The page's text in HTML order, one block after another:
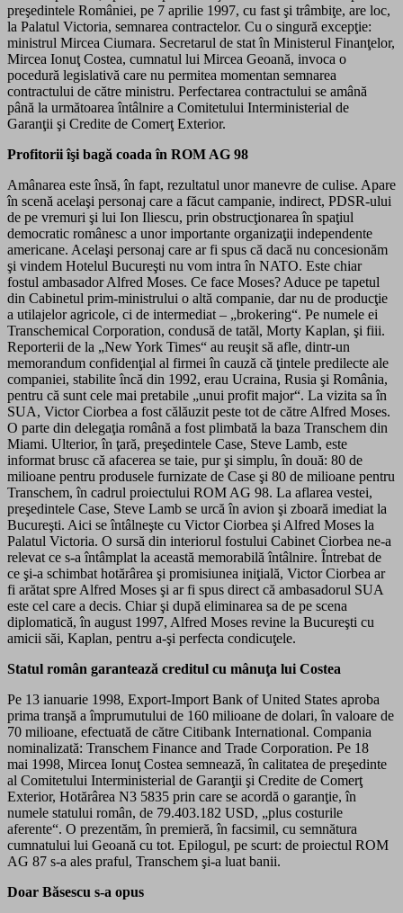
preşedintele României, pe 7 aprilie 1997, cu fast şi trâmbiţe, are loc,
la Palatul Victoria, semnarea contractelor. Cu o singură excepţie:
ministrul Mircea Ciumara. Secretarul de stat în Ministerul Finanţelor,
Mircea Ionuţ Costea, cumnatul lui Mircea Geoană, invoca o
pocedură legislativă care nu permitea momentan semnarea
contractului de către ministru. Perfectarea contractului se amână
până la următoarea întâlnire a Comitetului Interministerial de
Garanţii şi Credite de Comerţ Exterior.
Profitorii îşi bagă coada în ROM AG 98
Amânarea este însă, în fapt, rezultatul unor manevre de culise. Apare
în scenă acelaşi personaj care a făcut campanie, indirect, PDSR-ului
de pe vremuri şi lui Ion Iliescu, prin obstrucţionarea în spaţiul
democratic românesc a unor importante organizaţii independente
americane. Acelaşi personaj care ar fi spus că dacă nu concesionăm
şi vindem Hotelul Bucureşti nu vom intra în NATO. Este chiar
fostul ambasador Alfred Moses. Ce face Moses? Aduce pe tapetul
din Cabinetul prim-ministrului o altă companie, dar nu de producţie
a utilajelor agricole, ci de intermediat – „brokering“. Pe numele ei
Transchemical Corporation, condusă de tatăl, Morty Kaplan, şi fiii.
Reporterii de la „New York Times“ au reuşit să afle, dintr-un
memorandum confidenţial al firmei în cauză că ţintele predilecte ale
companiei, stabilite încă din 1992, erau Ucraina, Rusia şi România,
pentru că sunt cele mai pretabile „unui profit major“. La vizita sa în
SUA, Victor Ciorbea a fost călăuzit peste tot de către Alfred Moses.
O parte din delegaţia română a fost plimbată la baza Transchem din
Miami. Ulterior, în ţară, preşedintele Case, Steve Lamb, este
informat brusc că afacerea se taie, pur şi simplu, în două: 80 de
milioane pentru produsele furnizate de Case şi 80 de milioane pentru
Transchem, în cadrul proiectului ROM AG 98. La aflarea vestei,
preşedintele Case, Steve Lamb se urcă în avion şi zboară imediat la
Bucureşti. Aici se întâlneşte cu Victor Ciorbea şi Alfred Moses la
Palatul Victoria. O sursă din interiorul fostului Cabinet Ciorbea ne-a
relevat ce s-a întâmplat la această memorabilă întâlnire. Întrebat de
ce şi-a schimbat hotărârea şi promisiunea iniţială, Victor Ciorbea ar
fi arătat spre Alfred Moses şi ar fi spus direct că ambasadorul SUA
este cel care a decis. Chiar şi după eliminarea sa de pe scena
diplomatică, în august 1997, Alfred Moses revine la Bucureşti cu
amicii săi, Kaplan, pentru a-şi perfecta condicuţele.
Statul român garantează creditul cu mânuţa lui Costea
Pe 13 ianuarie 1998, Export-Import Bank of United States aproba
prima tranşă a împrumutului de 160 milioane de dolari, în valoare de
70 milioane, efectuată de către Citibank International. Compania
nominalizată: Transchem Finance and Trade Corporation. Pe 18
mai 1998, Mircea Ionuţ Costea semnează, în calitatea de preşedinte
al Comitetului Interministerial de Garanţii şi Credite de Comerţ
Exterior, Hotărârea N3 5835 prin care se acordă o garanţie, în
numele statului român, de 79.403.182 USD, „plus costurile
aferente“. O prezentăm, în premieră, în facsimil, cu semnătura
cumnatului lui Geoană cu tot. Epilogul, pe scurt: de proiectul ROM
AG 87 s-a ales praful, Transchem şi-a luat banii.
Doar Băsescu s-a opus